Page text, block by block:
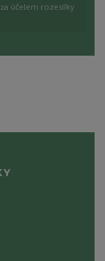
za účelem rozesílky